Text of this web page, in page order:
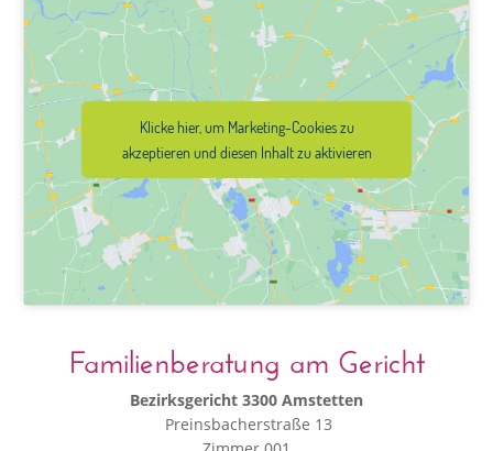
Klicke hier, um Marketing-Cookies zu
akzeptieren und diesen Inhalt zu aktivieren
Familienberatung am Gericht
Bezirksgericht 3300 Amstetten
Preinsbacherstraße 13